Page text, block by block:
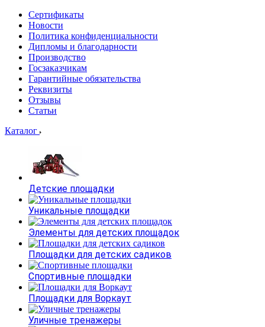
Сертификаты
Новости
Политика конфиденциальности
Дипломы и благодарности
Производство
Госзаказчикам
Гарантийные обязательства
Реквизиты
Отзывы
Статьи
Каталог
Детские площадки
Уникальные площадки
Элементы для детских площадок
Площадки для детских садиков
Спортивные площадки
Площадки для Воркаут
Уличные тренажеры